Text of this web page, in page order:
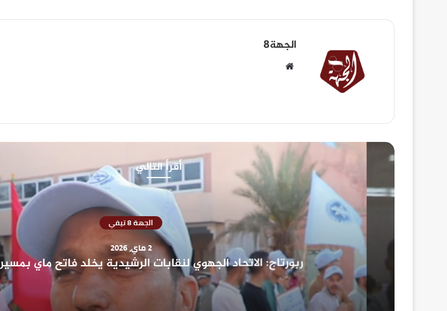
الجهة8
أقرأ التالي
الجهة 8 تيفي
2 ماي، 2026
ربورتاج: الاتحاد الجهوي لنقابات الرشيدية يخلد فاتح ماي بمسيرة